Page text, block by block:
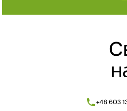
+48 603